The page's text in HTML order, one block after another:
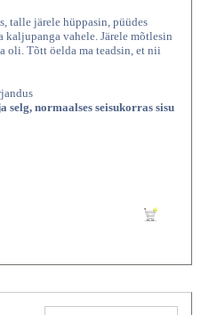
talle järele hüppasin, püüdes
vahele. Järele mõtlesin
oli. Tõtt öelda ma teadsin, et nii
selg, normaalses seisukorras sisu